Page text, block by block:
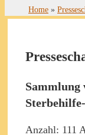
Home »
Sammlung
Anzahl: 111